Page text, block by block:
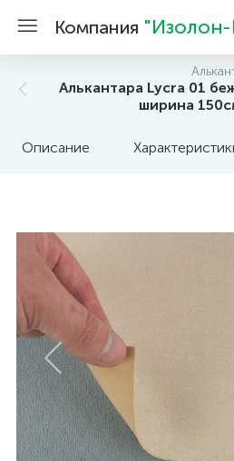
Компания "Изолон-
Алькантара Lycra 01
ширина
Описание